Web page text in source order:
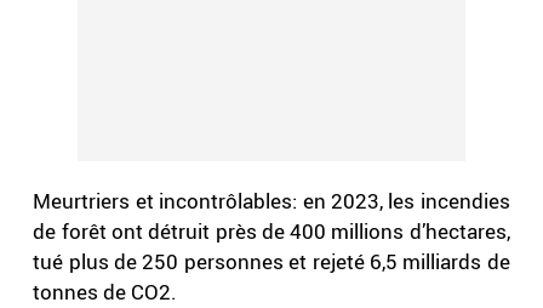
Meurtriers et incontrôlables: en 2023, les incendies
de forêt ont détruit près de 400 millions d’hectares,
tué plus de 250 personnes et rejeté 6,5 milliards de
tonnes de CO2.